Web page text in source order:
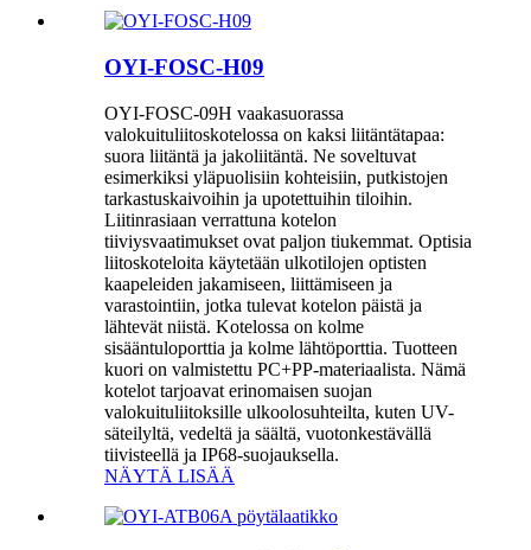
OYI-FOSC-H09
OYI-FOSC-09H vaakasuorassa
valokuituliitoskotelossa on kaksi liitäntätapaa:
suora liitäntä ja jakoliitäntä. Ne soveltuvat
esimerkiksi yläpuolisiin kohteisiin, putkistojen
tarkastuskaivoihin ja upotettuihin tiloihin.
Liitinrasiaan verrattuna kotelon
tiiviysvaatimukset ovat paljon tiukemmat. Optisia
liitoskoteloita käytetään ulkotilojen optisten
kaapeleiden jakamiseen, liittämiseen ja
varastointiin, jotka tulevat kotelon päistä ja
lähtevät niistä. Kotelossa on kolme
sisääntuloporttia ja kolme lähtöporttia. Tuotteen
kuori on valmistettu PC+PP-materiaalista. Nämä
kotelot tarjoavat erinomaisen suojan
valokuituliitoksille ulkoolosuhteilta, kuten UV-
säteilyltä, vedeltä ja säältä, vuotonkestävällä
tiivisteellä ja IP68-suojauksella.
NÄYTÄ LISÄÄ